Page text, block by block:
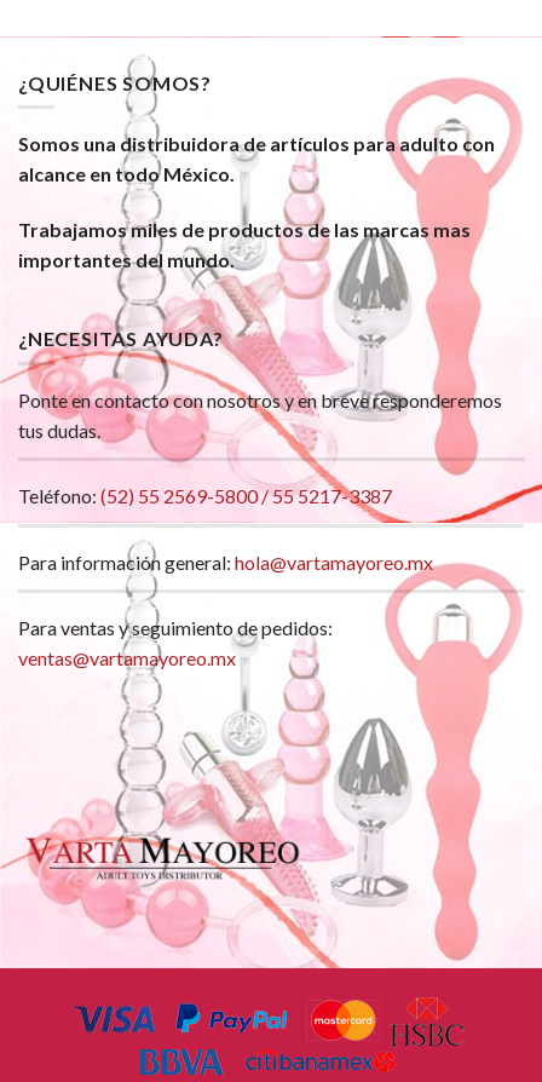
¿QUIÉNES SOMOS?
Somos una distribuidora de artículos para adulto con
alcance en todo México.
Trabajamos miles de productos de las marcas mas
importantes del mundo.
¿NECESITAS AYUDA?
Ponte en contacto con nosotros y en breve responderemos
tus dudas.
Teléfono: (52) 55 2569-5800 / 55 5217-3387
Para información general: hola@vartamayoreo.mx
Para ventas y seguimiento de pedidos:
ventas@vartamayoreo.mx